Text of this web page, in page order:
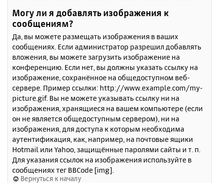
Могу ли я добавлять изображения к
сообщениям?
Да, вы можете размещать изображения в ваших
сообщениях. Если администратор разрешил добавлять
вложения, вы можете загрузить изображение на
конференцию. Если нет, вы должны указать ссылку на
изображение, сохранённое на общедоступном веб-
сервере. Пример ссылки: http://www.example.com/my-
picture.gif. Вы не можете указывать ссылку ни на
изображения, хранящиеся на вашем компьютере (если
он не является общедоступным сервером), ни на
изображения, для доступа к которым необходима
аутентификация, как, например, на почтовые ящики
Hotmail или Yahoo, защищённые паролями сайты и т. п.
Для указания ссылок на изображения используйте в
сообщениях тег BBCode [img].
Вернуться к началу